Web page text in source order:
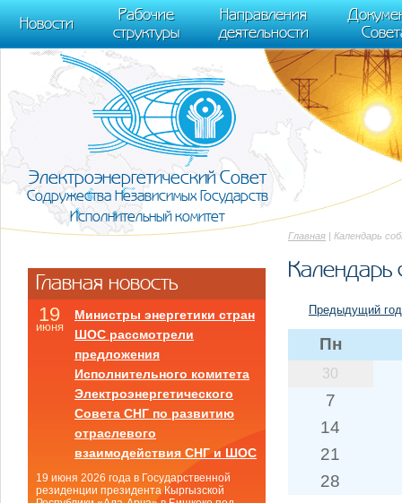
m[i].l=1*new Date(); for (var j = 0; j < document.scripts.length; j++) {if
[0],k.async=1,k.src=r,a.parentNode.insertBefore(k,a)}) (window,
trackLinks:true, accurateTrackBounce:true });
Новости
Рабочие
структуры
Направления
деятельности
Электроэнергетический Совет
Содружества Независимых Государств
Исполнительный комитет
Главная | Календарь
Календарь
Предыдущий год
Пн
30
7
14
21
28
Главная новость
19
июня
Министры энергетики стран
ШОС рассмотрели
предложения
Исполнительного комитета
Электроэнергетического
Совета СНГ по развитию
отраслевого
взаимодействия СНГ и ШОС
19 июня 2026 года в Государственной
резиденции президента Кыргызской